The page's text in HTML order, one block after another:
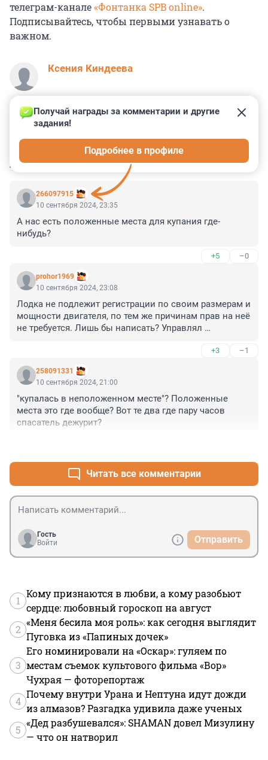
телеграм-канале«Фонтанка SPB online».
Подписывайтесь, чтобы первыми узнавать о
важном.
Ксения Киндеева
КОММЕНТАРИИ 6
266097915
Получай награды за комментарии и другие
задания!
Подробнее в профиле
10 сентября 2024, 23:35
А нас есть положенные места для купания где-
нибудь?
+5 –0
prohor1969
10 сентября 2024, 23:08
Лодка не подлежит регистрации по своим размерам и
мощности двигателя, по тем же причинам прав на неё
не требуется. Лишь бы написать? Управлял
в 4 года без прав из той же серии. Правда остается
вопрос, куда смотрел судоводитель, если дело было
днём.
+3 –1
258091331
10 сентября 2024, 21:00
"купалась в неположенном месте"? Положенные
места это где вообще? Вот те два где пару часов
спасатель дежурит?
Читать все комментарии
Гость
Войти
Отправить
1
Кому признаются в любви, а кому разобьют
сердце: любовный гороскоп на август
2
«Меня бесила моя роль»: как сегодня выглядит
Пуговка из «Папиных дочек»
3
Его номинировали на «Оскар»: гуляем по
местам съемок культового фильма «Вор»
Чухрая — фоторепортаж
4
Почему внутри Урана и Нептуна идут дожди
из алмазов? Разгадка удивила даже ученых
5
«Дед разбушевался»: SHAMAN довел Мизулину
— что он натворил